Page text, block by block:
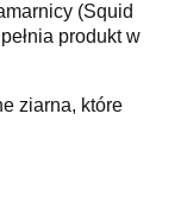
(Squid
produkt w
ziarna, które